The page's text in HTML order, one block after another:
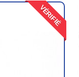
VÉRIFIÉ